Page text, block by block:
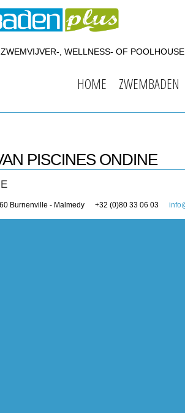
, WELLNESS- OF
HOME ZWEMBADEN
PISCINES ONDINE
Burnenville - Malmedy +32 (0)80 33 06 03